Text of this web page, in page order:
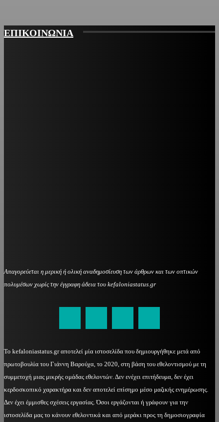
ΕΠΙΚΟΙΝΩΝΙΑ
Απαγορεύεται η μερική ή ολική αναδημοσίευση των άρθρων και των οπτικών
πολυμέσων χωρίς την έγγραφη άδεια του kefaloniastatus.gr
Το kefaloniastatus.gr αποτελεί μία ιστοσελίδα που δημιουργήθηκε μετά από
πρωτοβουλία του Γιάννη Βαρούχα, το 2020, στη βάση του εθελοντισμού με τη
συμμετοχή μιας μικρής ομάδας εθελοντών. Δεν ενέχει επιτήδευμα, δεν έχει
κερδοσκοπικό χαρακτήρα και δεν αποτελεί επίσημο μέσο μαζικής ενημέρωσης.
Δεν έχει έμμισθες σχέσεις εργασίας. Όσοι εργάζονται ή γράφουν για την
ιστοσελίδα μας το κάνουν εθελοντικά και από μεράκι προς τη δημοσιογραφία